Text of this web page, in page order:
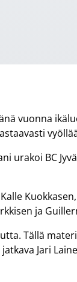
vuonna
urakoi BC
ja
Tällä
Jari